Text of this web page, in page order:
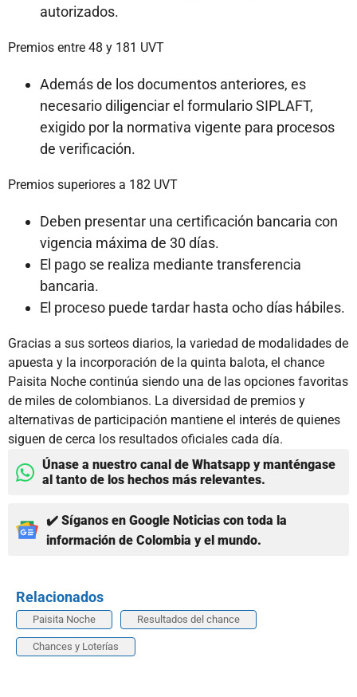
autorizados.
Premios entre 48 y 181 UVT
Además de los documentos anteriores, es
necesario diligenciar el formulario SIPLAFT,
exigido por la normativa vigente para procesos
de verificación.
Premios superiores a 182 UVT
Deben presentar una certificación bancaria con
vigencia máxima de 30 días.
El pago se realiza mediante transferencia
bancaria.
El proceso puede tardar hasta ocho días hábiles.
Gracias a sus sorteos diarios, la variedad de modalidades de
apuesta y la incorporación de la quinta balota, el chance
Paisita Noche continúa siendo una de las opciones favoritas
de miles de colombianos. La diversidad de premios y
alternativas de participación mantiene el interés de quienes
siguen de cerca los resultados oficiales cada día.
Únase a nuestro canal de Whatsapp y manténgase
al tanto de los hechos más relevantes.
✔️ Síganos en Google Noticias con toda la
información de Colombia y el mundo.
Relacionados
Paisita Noche Resultados del chance
Chances y Loterías